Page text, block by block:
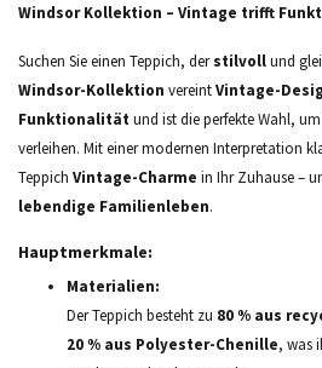
Windsor Kollektion – Vintage trifft
Suchen Sie einen Teppich, derstilvollund
Windsor-Kollektion vereintVintage-
Funktionalitätund ist die perfekte Wahl,
verleihen. Mit einer modernen Interpretation
Teppich Vintage-Charme in Ihr Zuhause –
lebendige Familienleben.
Hauptmerkmale:
Materialien:
Der Teppich besteht zu 80 % aus
20 % aus Polyester-Chenille, was